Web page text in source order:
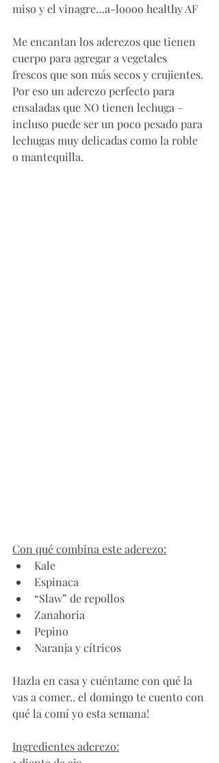
miso y el vinagre…a-loooo healthy AF
Me encantan los aderezos que tienen
cuerpo para agregar a vegetales
frescos que son más secos y crujientes.
Por eso un aderezo perfecto para
ensaladas que NO tienen lechuga –
incluso puede ser un poco pesado para
lechugas muy delicadas como la roble
o mantequilla.
Con qué combina este aderezo:
Kale
Espinaca
“Slaw” de repollos
Zanahoria
Pepino
Naranja y cítricos
Hazla en casa y cuéntame con qué la
vas a comer.. el domingo te cuento con
qué la comí yo esta semana!
Ingredientes aderezo: